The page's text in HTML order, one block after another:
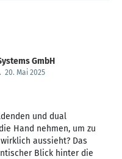
GmbH
. 20. Mai 2025
und dual
Hand nehmen, um zu
aussieht? Das
Blick hinter die